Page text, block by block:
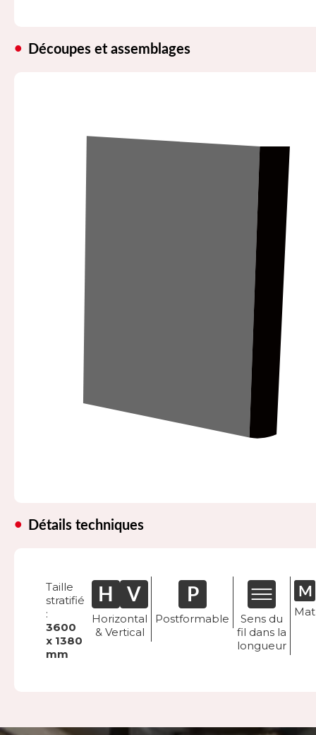
Découpes et assemblages
Détails techniques
Taille
stratifié
:
3600
x 1380
mm
Horizontal
& Vertical
Postformable
Sens du
fil dans la
longueur
Mat